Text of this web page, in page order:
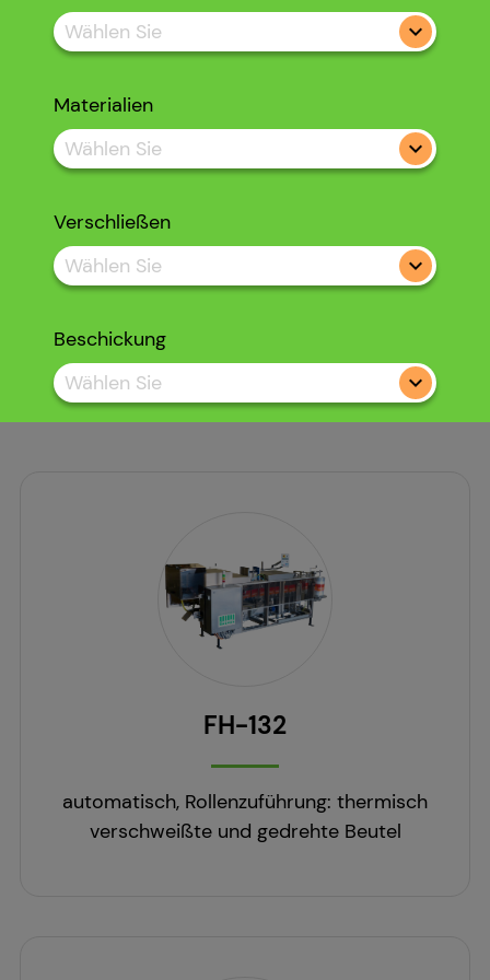
Wählen Sie
Materialien
Wählen Sie
Verschließen
Wählen Sie
Beschickung
Wählen Sie
FH-132
automatisch, Rollenzuführung: thermisch
verschweißte und gedrehte Beutel